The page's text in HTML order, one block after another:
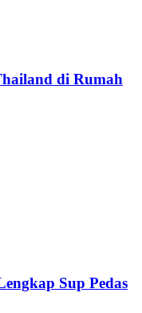
di Rumah
Sup Pedas